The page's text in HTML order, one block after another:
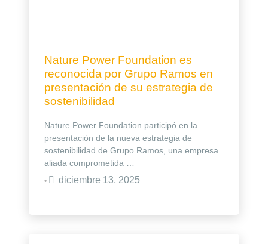
Nature Power Foundation es
reconocida por Grupo Ramos en
presentación de su estrategia de
sostenibilidad
Nature Power Foundation participó en la
presentación de la nueva estrategia de
sostenibilidad de Grupo Ramos, una empresa
aliada comprometida …
• diciembre 13, 2025